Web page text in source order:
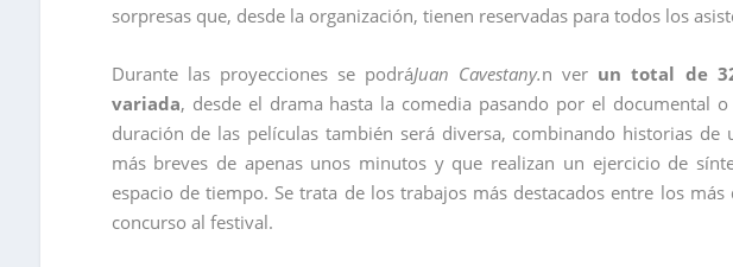
sorpresas que, desde la organización, tienen reservadas para todos los
Durante las proyecciones se podráJuan Cavestany.n ver un total de
variada, desde el drama hasta la comedia pasando por el documental
duración de las películas también será diversa, combinando historias
más breves de apenas unos minutos y que realizan un ejercicio de
espacio de tiempo. Se trata de los trabajos más destacados entre los
concurso al festival.